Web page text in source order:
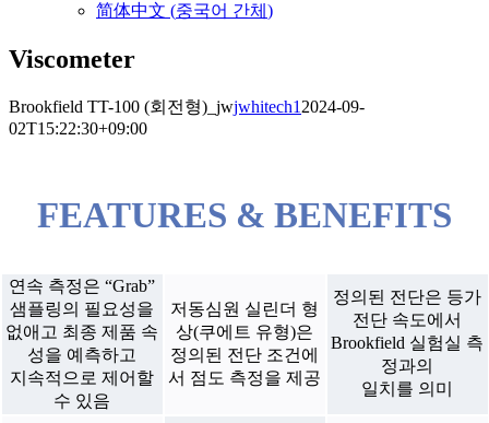
简体中文 (중국어 간체 )
Viscometer
Brookfield TT-100 (회전형)_jwjwhitech1 2024-09-
02T15:22:30+09:00
FEATURES & BENEFITS
연속 측정은 “Grab”
샘플링의 필요성을
없애고 최종 제품 속
성을 예측하고
지속적으로 제어할
수 있음
저동심원 실린더 형
상(쿠에트 유형)은
정의된 전단 조건에
서 점도 측정을 제공
정의된 전단은 등가
전단 속도에서
Brookfield 실험실 측
정과의
일치를 의미